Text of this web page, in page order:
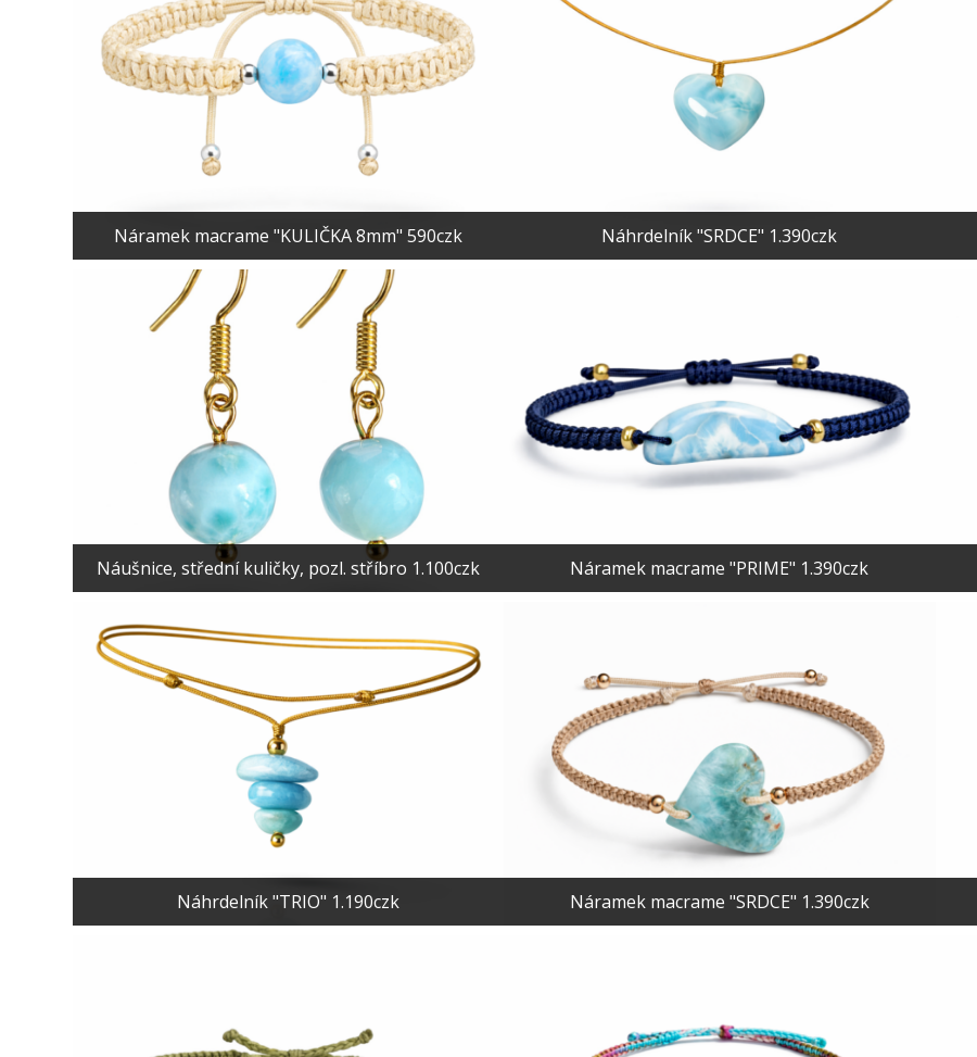
Náramek macrame "KULIČKA 8mm" 590czk Náhrdelník "SRDCE" 1.390czk
Náušnice, střední kuličky, pozl. stříbro 1.100czk Náramek macrame "PRIME" 1.390czk
Náhrdelník "TRIO" 1.190czk Náramek macrame "SRDCE" 1.390czk